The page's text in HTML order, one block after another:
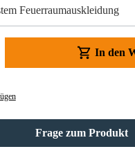
Feuerraumauskleidung
gewünschten Wert ein oder
In den
Frage zum Produkt